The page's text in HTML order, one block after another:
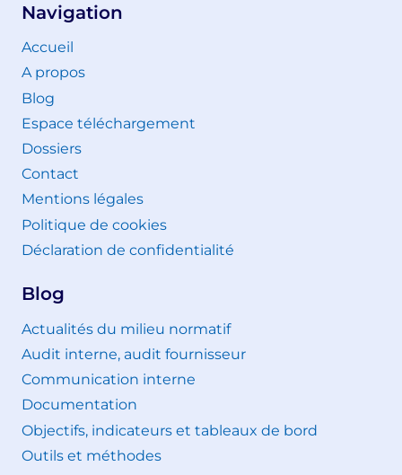
Navigation
Accueil
A propos
Blog
Espace téléchargement
Dossiers
Contact
Mentions légales
Politique de cookies
Déclaration de confidentialité
Blog
Actualités du milieu normatif
Audit interne, audit fournisseur
Communication interne
Documentation
Objectifs, indicateurs et tableaux de bord
Outils et méthodes